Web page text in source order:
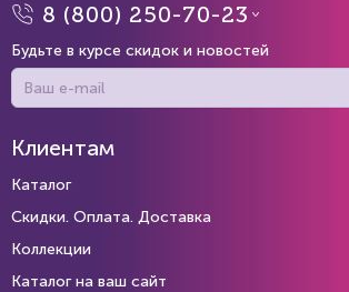
8 (800) 250-70-23
Будьте в курсе скидок и новостей
Клиентам
Каталог
Скидки. Оплата. Доставка
Коллекции
Каталог на ваш сайт